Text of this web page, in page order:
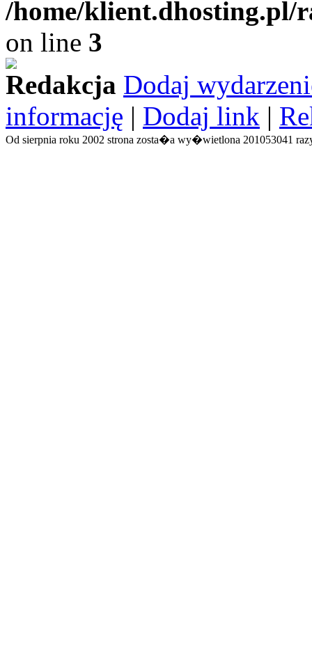
/home/
on line 3
Redakcja Dodaj
informację | Dodaj link |
Od sierpnia roku 2002 strona zosta�a wy�wietlona 201053041